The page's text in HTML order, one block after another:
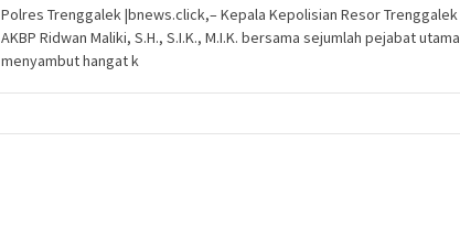
Polres Trenggalek |bnews.click,– Kepala Kepolisian Resor Trenggalek
AKBP Ridwan Maliki, S.H., S.I.K., M.I.K. bersama sejumlah pejabat utama
menyambut hangat k